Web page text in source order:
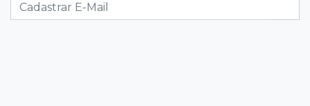
4º corte consecutivo